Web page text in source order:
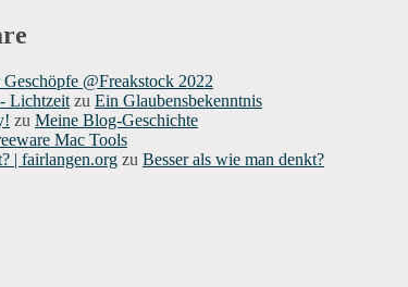
@Freakstock 2022
Lichtzeit zu Ein Glaubensbekenntnis
zu Meine Blog-Geschichte
Mac Tools
| fairlangen.org zu Besser als wie man denkt?